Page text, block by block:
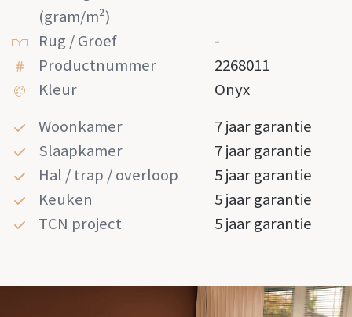
(gram/m²)
Rug / Groef
-
Productnummer
2268011
Kleur
Onyx
Woonkamer
7 jaar garantie
Slaapkamer
7 jaar garantie
Hal / trap / overloop
5 jaar garantie
Keuken
5 jaar garantie
TCN project
5 jaar garantie